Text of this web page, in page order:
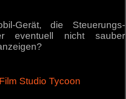
Gerät, die Steuerungs-
eventuell nicht sauber